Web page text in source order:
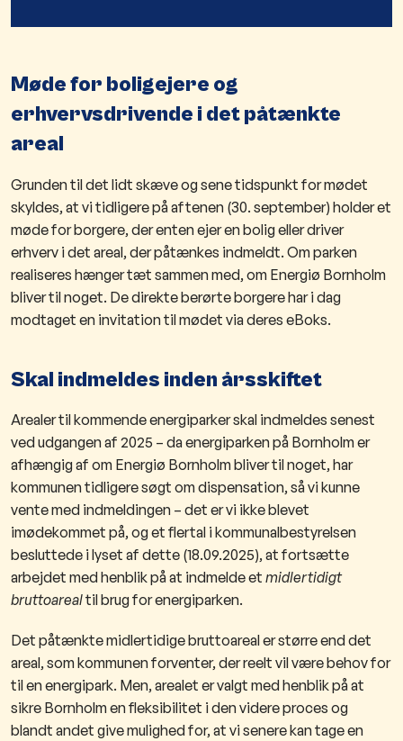
Møde for boligejere og
erhvervsdrivende i det påtænkte
areal
Grunden til det lidt skæve og sene tidspunkt for mødet
skyldes, at vi tidligere på aftenen (30. september) holder et
møde for borgere, der enten ejer en bolig eller driver
erhverv i det areal, der påtænkes indmeldt. Om parken
realiseres hænger tæt sammen med, om Energiø Bornholm
bliver til noget. De direkte berørte borgere har i dag
modtaget en invitation til mødet via deres eBoks.
Skal indmeldes inden årsskiftet
Arealer til kommende energiparker skal indmeldes senest
ved udgangen af 2025 – da energiparken på Bornholm er
afhængig af om Energiø Bornholm bliver til noget, har
kommunen tidligere søgt om dispensation, så vi kunne
vente med indmeldingen – det er vi ikke blevet
imødekommet på, og et flertal i kommunalbestyrelsen
besluttede i lyset af dette (18.09.2025), at fortsætte
arbejdet med henblik på at indmelde et midlertidigt
bruttoarealtil brug for energiparken.
​Det påtænkte midlertidige bruttoareal er større end det
areal, som kommunen forventer, der reelt vil være behov for
til en energipark. Men, arealet er valgt med henblik på at
sikre Bornholm en fleksibilitet i den videre proces og
blandt andet give mulighed for, at vi senere kan tage en